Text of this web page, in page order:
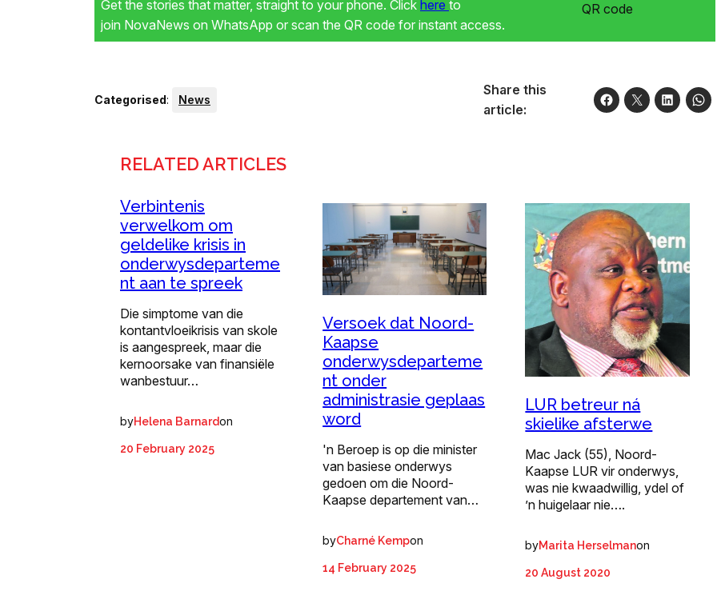
Get the stories that matter, straight to your phone. Click here to
join NovaNews on WhatsApp or scan the QR code for instant access.
Categorised: News
Share this
article:
RELATED ARTICLES
Verbintenis
verwelkom om
geldelike krisis in
onderwysdeparteme
nt aan te spreek
Die simptome van die
kontantvloeikrisis van skole
is aangespreek, maar die
kernoorsake van finansiële
wanbestuur…
byHelena Barnardon
20 February 2025
Versoek dat Noord-
Kaapse
onderwysdeparteme
nt onder
administrasie geplaas
word
'n Beroep is op die minister
van basiese onderwys
gedoen om die Noord-
Kaapse departement van…
byCharné Kempon
14 February 2025
LUR betreur ná
skielike afsterwe
Mac Jack (55), Noord-
Kaapse LUR vir onderwys,
was nie kwaadwillig, ydel of
’n huigelaar nie….
byMarita Herselmanon
20 August 2020